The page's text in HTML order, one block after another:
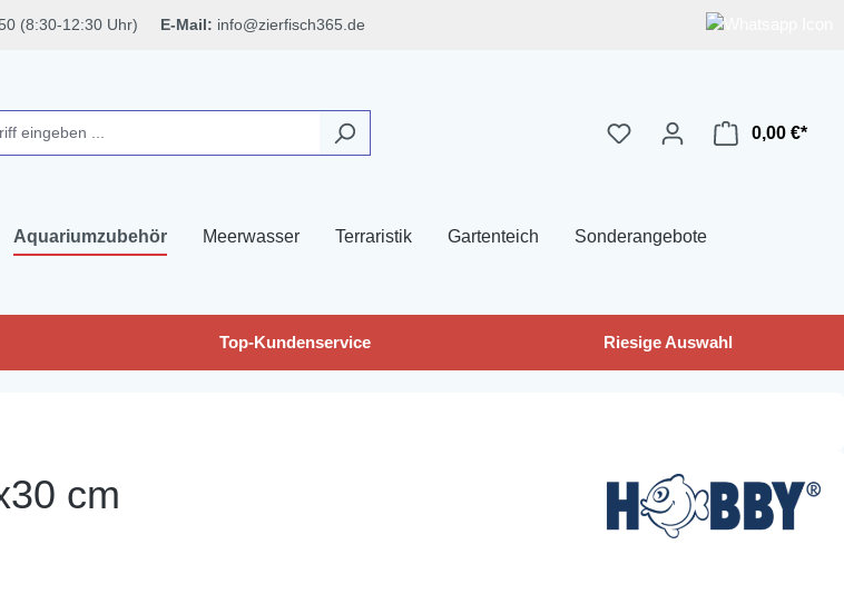
(8:30-12:30 Uhr) E-Mail: info@zierfisch365.de
0,00 €*
Aquariumzubehör Meerwasser Terraristik Gartenteich Sonderangebote
Top-Kundenservice Riesige Auswahl
cm